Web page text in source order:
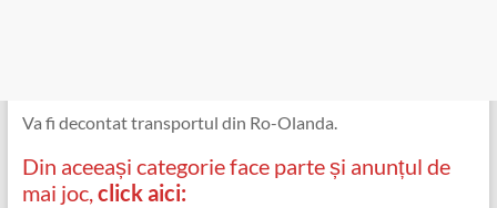
Va fi decontat transportul din Ro-Olanda.
Din aceeași categorie face parte și anunțul de
mai joc,click aici: